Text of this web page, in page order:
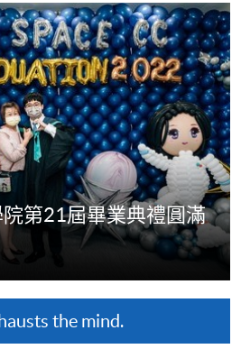
第21屆畢業典禮圓滿
the mind.